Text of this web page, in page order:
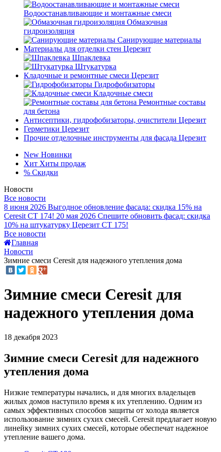
Водоостанавливающие и монтажные смеси
Обмазочная
гидроизоляция
Санирующие материалы
Материалы для отделки стен Церезит
Шпаклевка
Штукатурка
Кладочные и ремонтные смеси Церезит
Гидрофобизаторы
Кладочные смеси
Ремонтные составы
для бетона
Антисептики, гидрофобизаторы, очистители Церезит
Герметики Церезит
Прочие отделочные инструменты для фасада Церезит
New Новинки
Хит Хиты продаж
% Скидки
Новости
Все новости
8 июня 2026 Выгодное обновление фасада: скидка 15% на
Ceresit CT 174! 20 мая 2026 Спешите обновить фасад: скидка
10% на штукатурку Церезит CT 175!
Все новости
Главная
Новости
Зимние смеси Ceresit для надежного утепления дома
Зимние смеси Ceresit для
надежного утепления дома
18 декабря 2023
Зимние смеси Ceresit для надежного
утепления дома
Низкие температуры начались, и для многих владельцев
жилых домов наступило время к их утеплению. Одним из
самых эффективных способов защиты от холода является
использование зимних сухих смесей. Ceresit предлагает новую
линейку зимних сухих смесей, которые обеспечат надежное
утепление вашего дома.